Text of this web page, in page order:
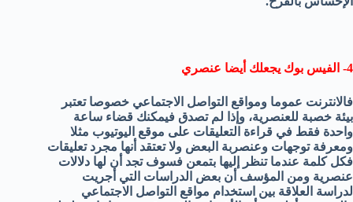
4- الفيس بوك يجعلك أيضا عنصري
فالانترنت عموما ومواقع التواصل الاجتماعي خصوصا تعتبر
بيئة خصبة للعنصرية، وإذا لم تصدق فيمكنك قضاء ساعة
واحدة فقط في قراءة التعليقات على موقع اليوتيوب مثلا
ومعرفة توجهات وعنصربة البعض ولا تعتقد أنها مجرد تعليقات
فكل كلمة عندما تنظر إليها بتمعن فسوف تجد أن لها دلالات
عنصرية ومن المؤسف أن بعض الدراسات التي أجريت
لدراسة العلاقة بين استخدام مواقع التواصل الاجتماعي